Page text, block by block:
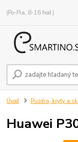
(Po-Pia, 8-16 hod.)
Úvod Puzdra, kryty a
Huawei